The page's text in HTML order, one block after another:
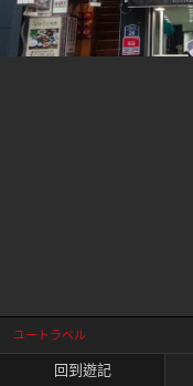
ユートラベル
回到遊記